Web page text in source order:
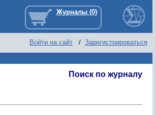
Войти на сайт / Зарегистрироваться
Поиск по журналу